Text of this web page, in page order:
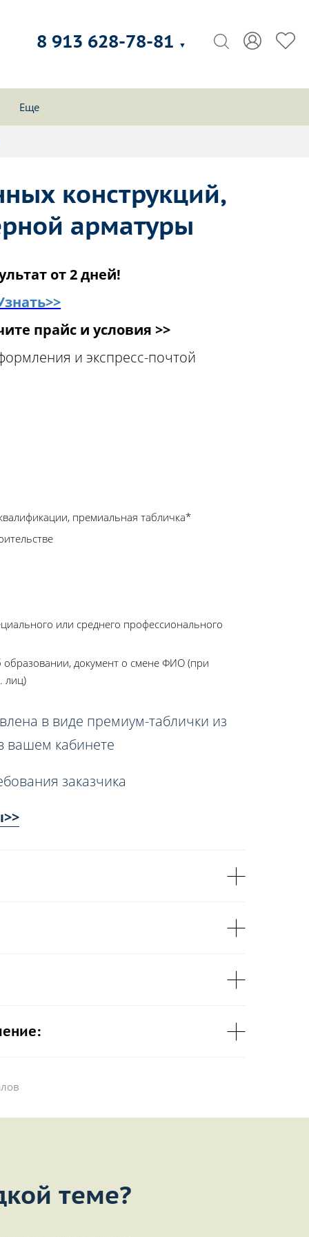
8 913 628-78-81 ▼
Еще
конструкций,
арматуры
от 2 дней!
прайс и условия >>
и экспресс-почтой
премиальная табличка*
или среднего профессионального
документ о смене ФИО (при
лиц)
в виде премиум-таблички из
вашем кабинете
заказчика
теме?